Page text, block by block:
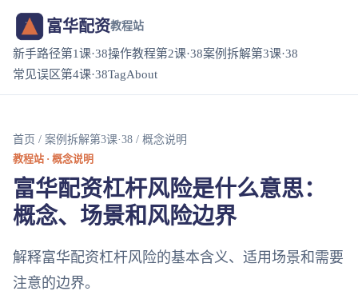
富华配资教程站
新手路径第1课·38操作教程第2课·38案例拆解第3课·38
常见误区第4课·38TagAbout
首页 / 案例拆解第3课·38 / 概念说明
教程站 · 概念说明
富华配资杠杆风险是什么意思：
概念、场景和风险边界
解释富华配资杠杆风险的基本含义、适用场景和需要
注意的边界。